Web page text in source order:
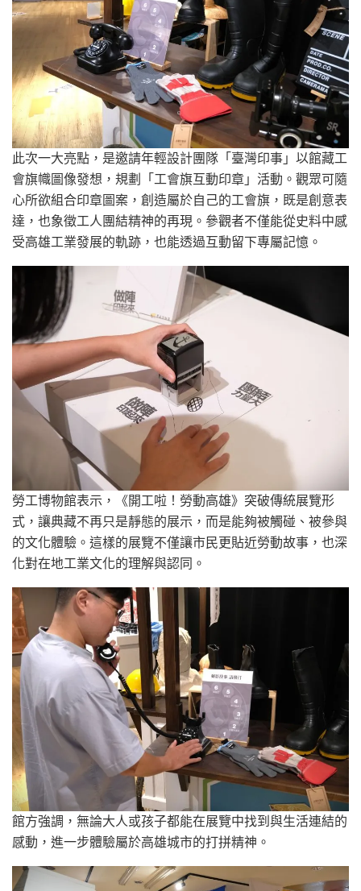
此次一大亮點，是邀請年輕設計團隊「臺灣印事」以館藏工
會旗幟圖像發想，規劃「工會旗互動印章」活動。觀眾可隨
心所欲組合印章圖案，創造屬於自己的工會旗，既是創意表
達，也象徵工人團結精神的再現。參觀者不僅能從史料中感
受高雄工業發展的軌跡，也能透過互動留下專屬記憶。
勞工博物館表示，《開工啦！勞動高雄》突破傳統展覽形
式，讓典藏不再只是靜態的展示，而是能夠被觸碰、被參與
的文化體驗。這樣的展覽不僅讓市民更貼近勞動故事，也深
化對在地工業文化的理解與認同。
館方強調，無論大人或孩子都能在展覽中找到與生活連結的
感動，進一步體驗屬於高雄城市的打拼精神。